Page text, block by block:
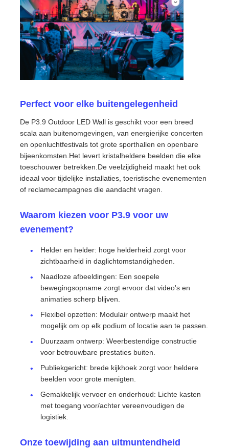
SMD LED Scherm
Buiten LED-displaybord
Buiten geleid reclamebord
Perfect voor elke buitengelegenheid
De P3.9 Outdoor LED Wall is geschikt voor een breed
scala aan buitenomgevingen, van energierijke concerten
en openluchtfestivals tot grote sporthallen en openbare
bijeenkomsten.Het levert kristalheldere beelden die elke
toeschouwer betrekken.De veelzijdigheid maakt het ook
ideaal voor tijdelijke installaties, toeristische evenementen
of reclamecampagnes die aandacht vragen.
Waarom kiezen voor P3.9 voor uw
evenement?
Helder en helder: hoge helderheid zorgt voor
zichtbaarheid in daglichtomstandigheden.
Naadloze afbeeldingen: Een soepele
bewegingsopname zorgt ervoor dat video's en
animaties scherp blijven.
Flexibel opzetten: Modulair ontwerp maakt het
mogelijk om op elk podium of locatie aan te passen.
Duurzaam ontwerp: Weerbestendige constructie
voor betrouwbare prestaties buiten.
Publiekgericht: brede kijkhoek zorgt voor heldere
beelden voor grote menigten.
Gemakkelijk vervoer en onderhoud: Lichte kasten
met toegang voor/achter vereenvoudigen de
logistiek.
Onze toewijding aan uitmuntendheid